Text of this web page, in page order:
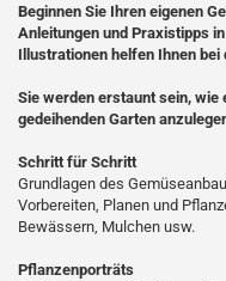
Beginnen Sie Ihren eigenen
Anleitungen und Praxistipps
Illustrationen helfen Ihnen
Sie werden erstaunt sein, wie
gedeihenden Garten
Schritt für Schritt
Grundlagen des
Vorbereiten, Planen und
Bewässern, Mulchen usw.
Pflanzenporträts